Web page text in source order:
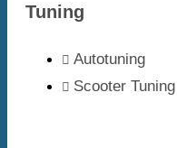
Tuning
Autotuning
Scooter Tuning